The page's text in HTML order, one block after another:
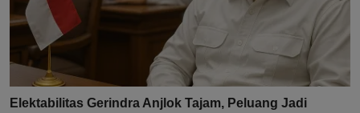
Elektabilitas Gerindra Anjlok Tajam, Peluang Jadi